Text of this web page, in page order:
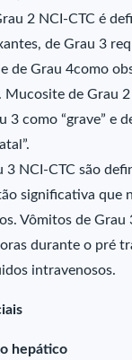
2 NCI-CTC é
de Grau 3
de Grau 4como
Mucosite de Grau
3 como “grave” e
3 NCI-CTC são
significativa que
Vômitos de Grau
durante o pré
intravenosos.
hepático